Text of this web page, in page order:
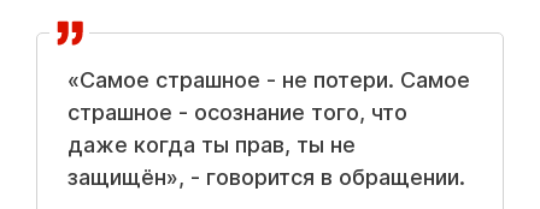
«Самое страшное - не потери. Самое
страшное - осознание того, что
даже когда ты прав, ты не
защищён», - говорится в обращении.